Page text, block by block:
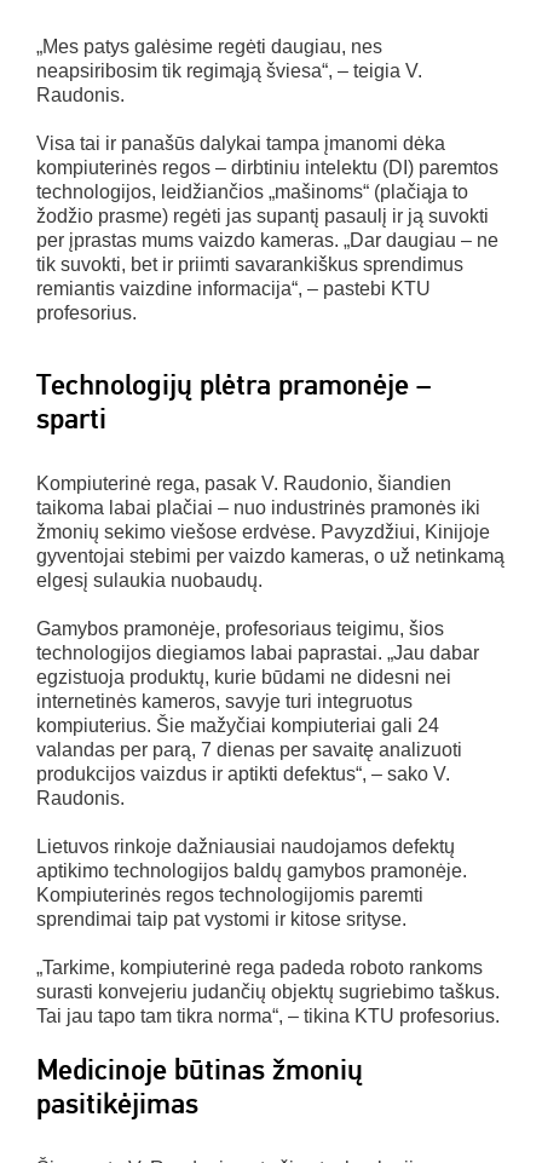
„Mes patys galėsime regėti daugiau, nes
neapsiribosim tik regimąją šviesa“, – teigia V.
Raudonis.
Visa tai ir panašūs dalykai tampa įmanomi dėka
kompiuterinės regos – dirbtiniu intelektu (DI) paremtos
technologijos, leidžiančios „mašinoms“ (plačiąja to
žodžio prasme) regėti jas supantį pasaulį ir ją suvokti
per įprastas mums vaizdo kameras. „Dar daugiau – ne
tik suvokti, bet ir priimti savarankiškus sprendimus
remiantis vaizdine informacija“, – pastebi KTU
profesorius.
Technologijų plėtra pramonėje –
sparti
Kompiuterinė rega, pasak V. Raudonio, šiandien
taikoma labai plačiai – nuo industrinės pramonės iki
žmonių sekimo viešose erdvėse. Pavyzdžiui, Kinijoje
gyventojai stebimi per vaizdo kameras, o už netinkamą
elgesį sulaukia nuobaudų.
Gamybos pramonėje, profesoriaus teigimu, šios
technologijos diegiamos labai paprastai. „Jau dabar
egzistuoja produktų, kurie būdami ne didesni nei
internetinės kameros, savyje turi integruotus
kompiuterius. Šie mažyčiai kompiuteriai gali 24
valandas per parą, 7 dienas per savaitę analizuoti
produkcijos vaizdus ir aptikti defektus“, – sako V.
Raudonis.
Lietuvos rinkoje dažniausiai naudojamos defektų
aptikimo technologijos baldų gamybos pramonėje.
Kompiuterinės regos technologijomis paremti
sprendimai taip pat vystomi ir kitose srityse.
„Tarkime, kompiuterinė rega padeda roboto rankoms
surasti konvejeriu judančių objektų sugriebimo taškus.
Tai jau tapo tam tikra norma“, – tikina KTU profesorius.
Medicinoje būtinas žmonių
pasitikėjimas